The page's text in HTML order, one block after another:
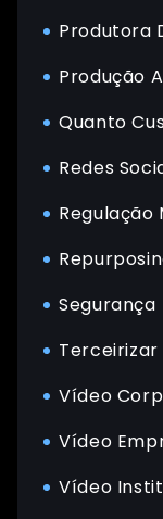
Produtora
Produção
Quanto
Redes
Regulação
Segurança
Terceirizar
Vídeo
Vídeo
Vídeo